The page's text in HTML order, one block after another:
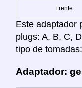
Frente
Este adaptador
plugs: A, B, C,
tipo de
Adaptador: